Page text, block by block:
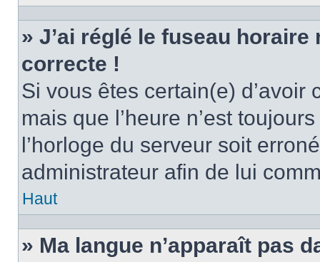
» J’ai réglé le fuseau horaire
correcte !
Si vous êtes certain(e)
mais que l’heure n’est
l’horloge du serveur soit
administrateur afin de lui
Haut
» Ma langue n’apparaît pas